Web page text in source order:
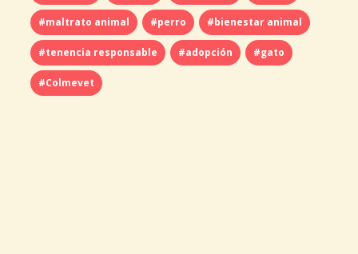
#maltrato animal #perro #bienestar animal
#tenencia responsable #adopción #gato
#Colmevet